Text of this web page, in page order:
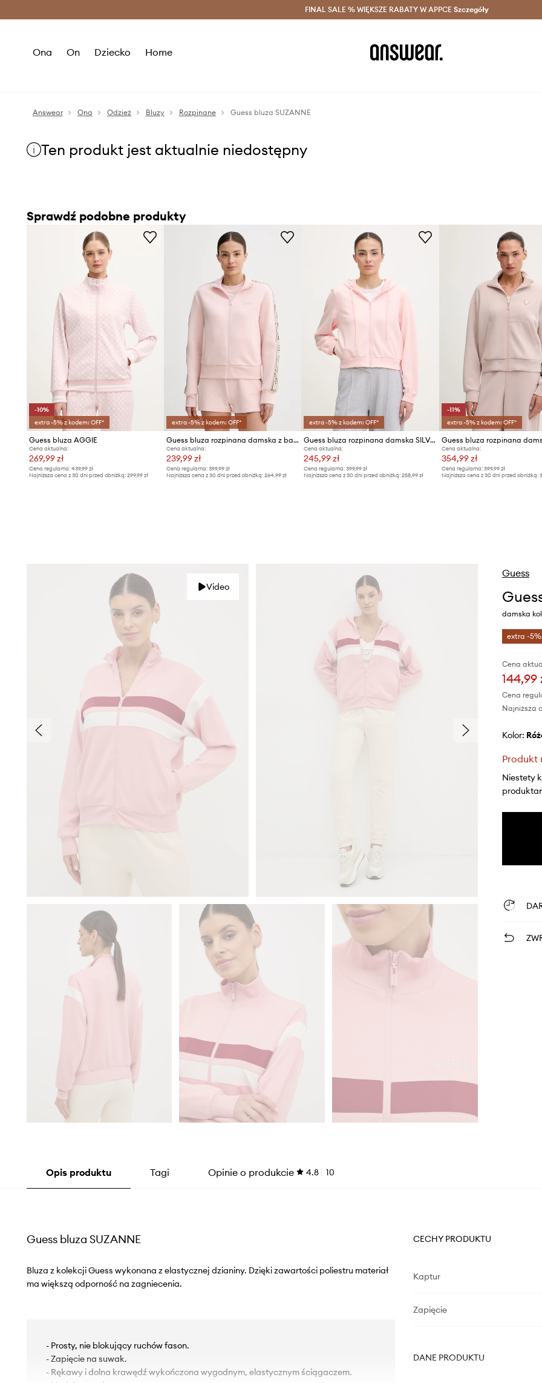
Oszczędzaj z Answear Club > Dostawa nawet w 24h >
FINAL SALE % WIĘKSZE RABATY W APPCE Szczegóły
Ona On Dziecko Home
Answear Ona Odzież Bluzy Rozpinane Guess bluza SUZANNE
Ten produkt jest aktualnie niedostępny
Sprawdź podobne produkty
-10%
extra -5% z kodem: OFF*
Guess bluza AGGIE
Cena aktualna:
269,99 zł
Cena regularna: 439,99 zł
Najniższa cena z 30 dni przed obniżką: 299,99 zł
extra -5% z kodem: OFF*
Guess bluza rozpinana damska z bawełną BRITNEY
Cena aktualna:
239,99 zł
Cena regularna:399,99 zł
Najniższa cena z 30 dni przed obniżką:264,99 zł
extra -5% z kodem: OFF*
Guess bluza rozpinana damska SILVY
Cena aktualna:
245,99 zł
Cena regularna: 399,99 zł
Najniższa cena z 30 dni przed obniżką: 258,99 zł
-11%
extra -5% z kodem: OFF*
Cena aktualna:
354,99 zł
Cena regularna: 399,99 zł
Najniższa cena z 30 dni przed obniżką:
Video
Guess
damska
extra -5%
Cena
144,99
Cena
Najniższa
Kolor:
Produkt
Niestety
Opis produktu Tagi Opinie o produkcie 4.8 10
Guess bluza SUZANNE
Bluza z kolekcji Guess wykonana z elastycznej dzianiny. Dzięki zawartości poliestru materiał
ma większą odporność na zagniecenia.
- Prosty, nie blokujący ruchów fason.
- Zapięcie na suwak.
- Rękawy i dolna krawędź wykończona wygodnym, elastycznym ściągaczem.
CECHY PRODUKTU
Kaptur
Zapięcie
DANE PRODUKTU